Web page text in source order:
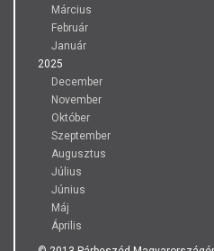
Március
Február
Január
2025
December
November
Október
Szeptember
Augusztus
Július
Június
Máj
Április